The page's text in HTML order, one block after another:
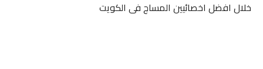
خلال افضل اخصائيين المساج فى الكويت